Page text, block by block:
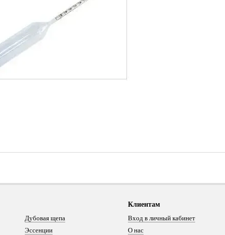
Дубовая щепа
Эссенции
Клиентам
Вход в личный кабинет
О нас